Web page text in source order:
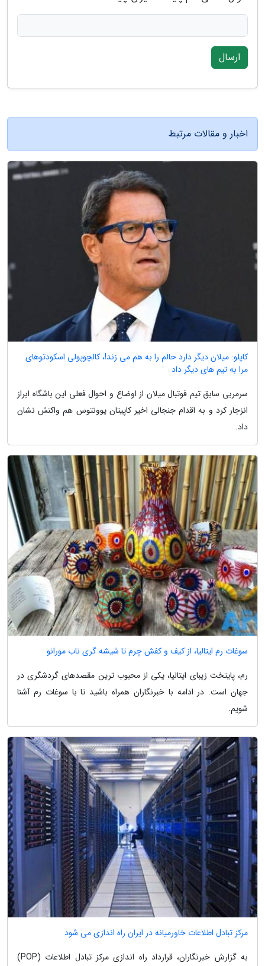
ارسال
اخبار و مقالات مرتبط
کاپلو: میلان دیگر دارد حالم را به هم می زند!، کالچوپولی اسکودتوهای
مرا به تیم های دیگر داد
سرمربی سابق تیم فوتبال میلان از اوضاع و احوال فعلی این باشگاه ابراز
انزجار کرد و به اقدام جنجالی اخیر کاپیتان یوونتوس هم واکنش نشان
داد.
سوغات رم ایتالیا، از کیف و کفش چرم تا شیشه گری ناب مورانو
رم، پایتخت زیبای ایتالیا، یکی از محبوب ترین مقصدهای گردشگری در
جهان است. در ادامه با خبرنگاران همراه باشید تا با سوغات رم آشنا
شویم.
مرکز تبادل اطلاعات خاورمیانه در ایران راه اندازی می شود
به گزارش خبرنگاران، قرارداد راه اندازی مرکز تبادل اطلاعات (POP)